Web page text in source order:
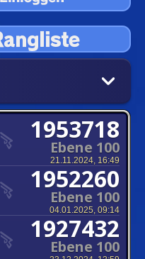
1953718
Ebene 100
21.11.2024, 16:49
1952260
Ebene 100
04.01.2025, 09:14
1927432
Ebene 100